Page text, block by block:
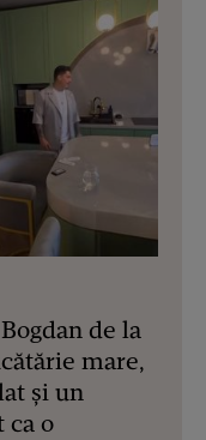
de la
mare,
și un
ca o